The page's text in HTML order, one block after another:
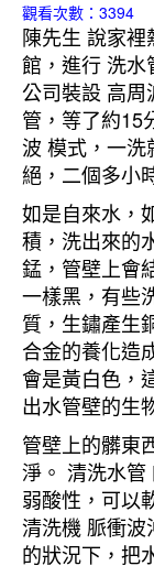
觀看次數：3394
陳先生 說家
館，進行 洗
公司裝設 高
管，等了約15
波 模式，一洗
絕，二個多小
如是自來水，
積，洗出來的
錳，管壁上會
一樣黑，有些
質，生鏽產生
合金的養化造
會是黃白色，
出水管壁的生
管壁上的髒東
淨。 清洗水管
弱酸性，可以
清洗機 脈衝
的狀況下，把